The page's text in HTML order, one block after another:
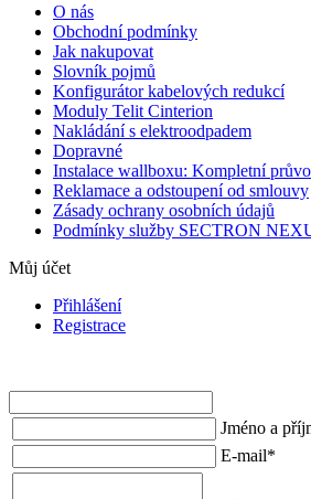
O nás
Obchodní podmínky
Jak nakupovat
Slovník pojmů
Konfigurátor kabelových redukcí
Moduly Telit Cinterion
Nakládání s elektroodpadem
Dopravné
Instalace wallboxu: Kompletní
Reklamace a odstoupení od smlouvy
Zásady ochrany osobních údajů
Podmínky služby SECTRON
Můj účet
Přihlášení
Registrace
Jméno a
E-mail*